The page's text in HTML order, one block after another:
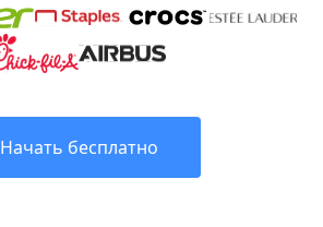
Начать бесплатно